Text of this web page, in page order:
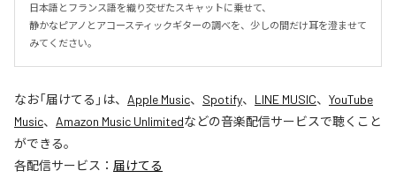
日本語とフランス語を織り交ぜたスキャットに乗せて、
静かなピアノとアコースティックギターの調べを、少しの間だけ耳を澄ませて
みてください。
なお「届けてる 」は、 Apple Music、 Spotify、 LINE MUSIC、 YouTube
Music、 Amazon Music Unlimitedなどの音楽配信サービスで聴くこと
ができる。
各配信サービス： 届けてる